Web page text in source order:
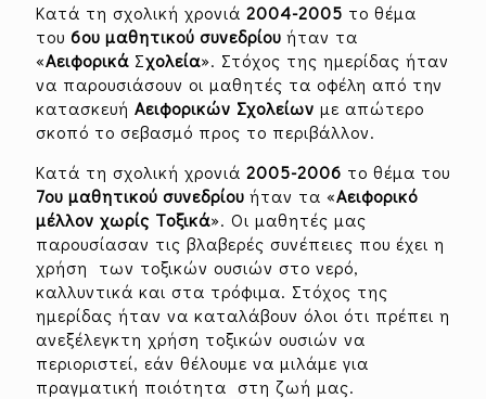
Κατά τη σχολική χρονιά 2004-2005 το θέμα
του 6ου μαθητικού συνεδρίου ήταν τα
«Αειφορικά Σχολεία». Στόχος της ημερίδας ήταν
να παρουσιάσουν οι μαθητές τα οφέλη από την
κατασκευή Αειφορικών Σχολείων με απώτερο
σκοπό το σεβασμό προς το περιβάλλον.
Κατά τη σχολική χρονιά 2005-2006 το θέμα του
7ου μαθητικού συνεδρίου ήταν τα «Αειφορικό
μέλλον χωρίς Τοξικά». Οι μαθητές μας
παρουσίασαν τις βλαβερές συνέπειες που έχει η
χρήση των τοξικών ουσιών στο νερό,
καλλυντικά και στα τρόφιμα. Στόχος της
ημερίδας ήταν να καταλάβουν όλοι ότι πρέπει η
ανεξέλεγκτη χρήση τοξικών ουσιών να
περιοριστεί, εάν θέλουμε να μιλάμε για
πραγματική ποιότητα στη ζωή μας.